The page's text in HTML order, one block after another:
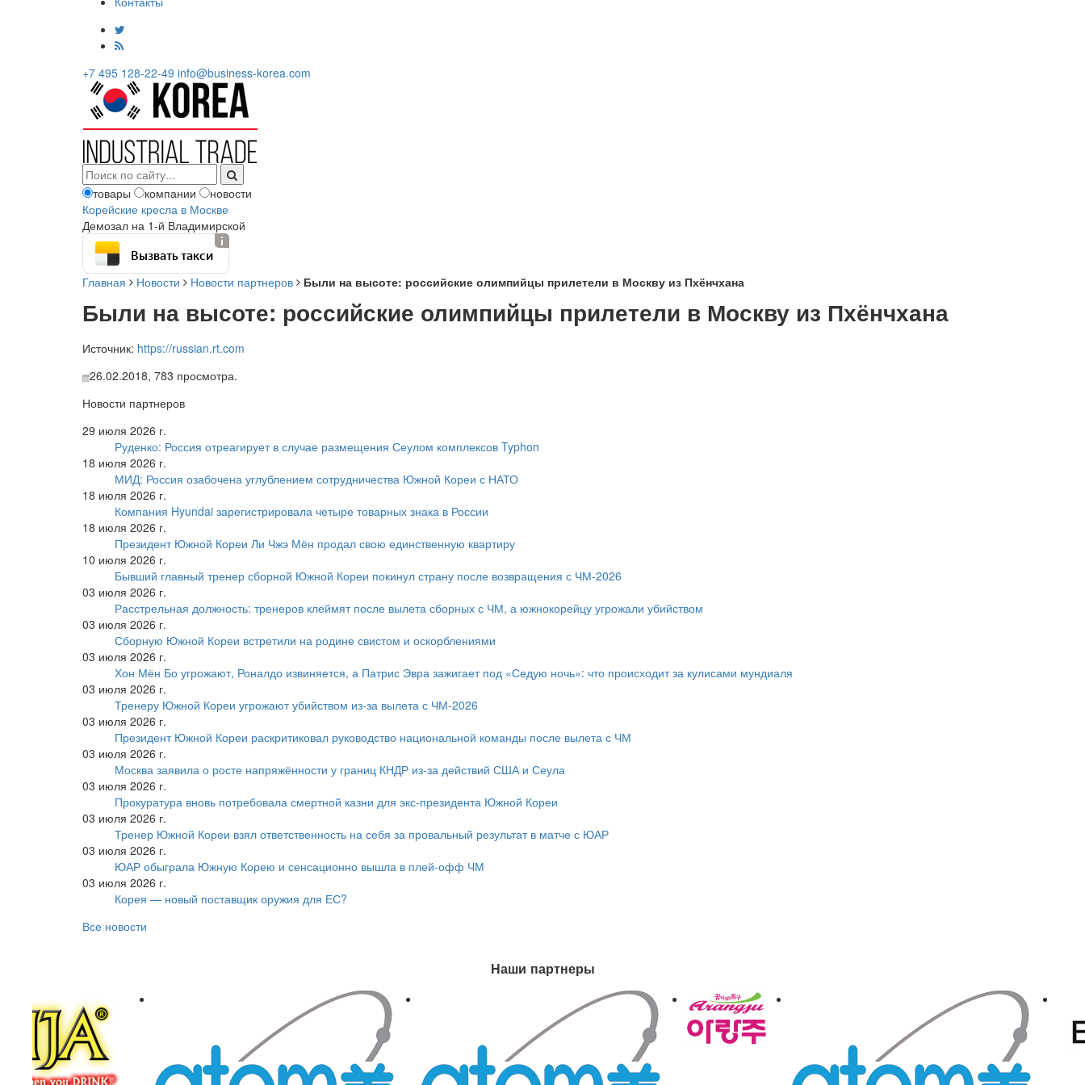
+7 495 128-22-49 info@business-korea.com
товары компании
новости
Корейские кресла в Москве
Демозал на 1-й Владимирской
Вызвать такси
Главная Новости Новости партнеров Были на высоте: российские олимпийцы прилетели в Москву из Пхёнчхана
Были на высоте: российские олимпийцы прилетели в Москву из Пхёнчхана
Источник: https://russian.rt.com
26.02.2018, 783 просмотра.
Новости партнеров
29 июля 2026 г.
Руденко: Россия отреагирует в случае размещения Сеулом комплексов Typhon
18 июля 2026 г.
МИД: Россия озабочена углублением сотрудничества Южной Кореи с НАТО
18 июля 2026 г.
Компания Hyundai зарегистрировала четыре товарных знака в России
18 июля 2026 г.
Президент Южной Кореи Ли Чжэ Мён продал свою единственную квартиру
10 июля 2026 г.
Бывший главный тренер сборной Южной Кореи покинул страну после возвращения с ЧМ-2026
03 июля 2026 г.
Расстрельная должность: тренеров клеймят после вылета сборных с ЧМ, а южнокорейцу угрожали убийством
03 июля 2026 г.
Сборную Южной Кореи встретили на родине свистом и оскорблениями
03 июля 2026 г.
Хон Мён Бо угрожают, Роналдо извиняется, а Патрис Эвра зажигает под «Седую ночь»: что происходит за кулисами мундиаля
03 июля 2026 г.
Тренеру Южной Кореи угрожают убийством из-за вылета с ЧМ-2026
03 июля 2026 г.
Президент Южной Кореи раскритиковал руководство национальной команды после вылета с ЧМ
03 июля 2026 г.
Москва заявила о росте напряжённости у границ КНДР из-за действий США и Сеула
03 июля 2026 г.
Прокуратура вновь потребовала смертной казни для экс-президента Южной Кореи
03 июля 2026 г.
Тренер Южной Кореи взял ответственность на себя за провальный результат в матче с ЮАР
03 июля 2026 г.
ЮАР обыграла Южную Корею и сенсационно вышла в плей-офф ЧМ
03 июля 2026 г.
Корея — новый поставщик оружия для ЕС?
Все новости
Наши партнеры